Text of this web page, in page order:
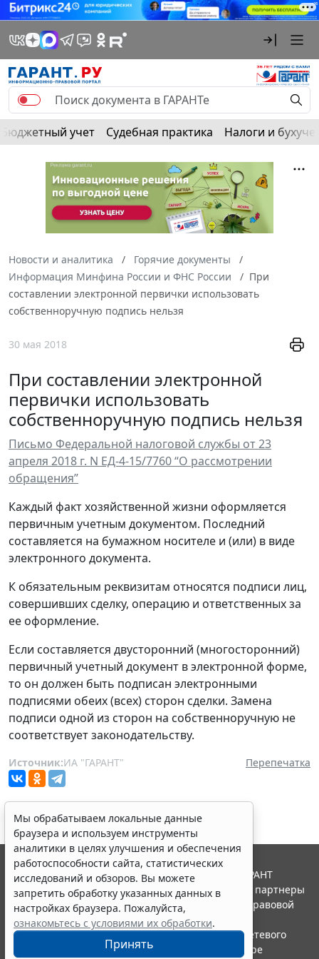
Бюджетный учет Судебная практика Налоги и
Новости и аналитика
Горячие документы
Информация Минфина России и ФНС России
При
составлении электронной первички использовать
собственноручную подпись нельзя
30 мая 2018
При составлении электронной
первички использовать
собственноручную подпись нельзя
Письмо Федеральной налоговой службы от 23
апреля 2018 г. N ЕД-4-15/7760 “О рассмотрении
обращения”
Каждый факт хозяйственной жизни оформляется
первичным учетным документом. Последний
составляется на бумажном носителе и (или) в виде
электронного документа.
К обязательным реквизитам относятся подписи лиц,
совершивших сделку, операцию и ответственных за
ее оформление.
Если составляется двусторонний (многосторонний)
первичный учетный документ в электронной форме,
то он должен быть подписан электронными
подписями обеих (всех) сторон сделки. Замена
подписи одной из сторон на собственноручную не
соответствует законодательству.
Источник:ИА "ГАРАНТ" Перепечатка
Мы обрабатываем локальные данные
браузера и используем инструменты
аналитики в целях улучшения и обеспечения
работоспособности сайта, статистических
исследований и обзоров. Вы можете
запретить обработку указанных данных в
настройках браузера. Пожалуйста,
ознакомьтесь с условиями их обработки.
Принять
© ООО "НПП "ГАРАНТ-СЕРВИС", 2026. Система ГАРАНТ
выпускается с 1990 года. Компания "Гарант" и ее партнеры
являются участниками Российской ассоциации правовой
информации ГАРАНТ.
Портал ГАРАНТ.РУ зарегистрирован в качестве сетевого
издания Федеральной службой по надзору в сфере